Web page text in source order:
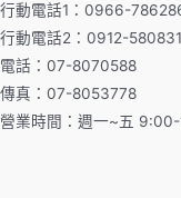
行動電話1：0966-
行動電話2：0912-580831
電話：07-8070588
傳真：07-8053778
營業時間：週一~五